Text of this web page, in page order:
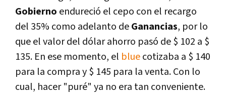
Gobierno endureció el cepo con el recargo
del 35% como adelanto deGanancias, por lo
que el valor del dólar ahorro pasó de $ 102 a $
135. En ese momento, el bluecotizaba a $ 140
para la compra y $ 145 para la venta. Con lo
cual, hacer "puré" ya no era tan conveniente.